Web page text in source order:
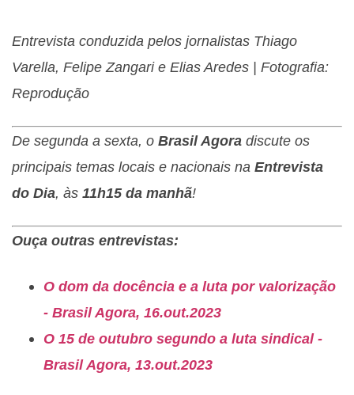
Entrevista conduzida pelos jornalistas Thiago
Varella, Felipe Zangari e Elias Aredes | Fotografia:
Reprodução
De segunda a sexta, o Brasil Agora discute os
principais temas locais e nacionais na Entrevista
do Dia, às 11h15 da manhã!
Ouça outras entrevistas:
O dom da docência e a luta por valorização
- Brasil Agora, 16.out.2023
O 15 de outubro segundo a luta sindical -
Brasil Agora, 13.out.2023